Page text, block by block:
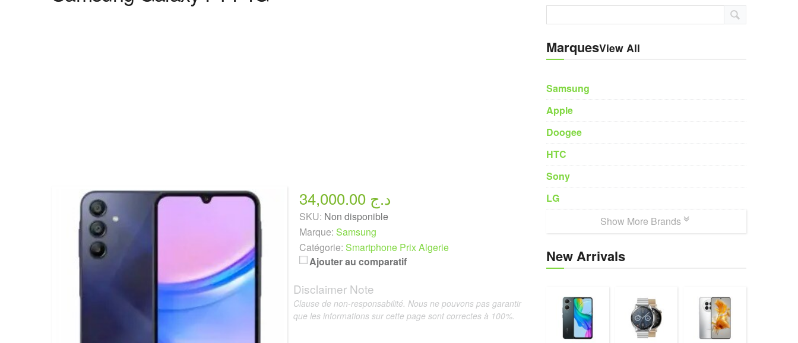
34,000.00 د.ج
SKU: Non disponible
Marque: Samsung
Catégorie: Smartphone Prix Algerie
Ajouter au comparatif
Disclaimer Note
Clause de non-responsabilité. Nous ne pouvons pas garantir
que les informations sur cette page sont correctes à 100%.
MarquesView All
Samsung
Apple
Doogee
HTC
Sony
LG
Show More Brands
New Arrivals